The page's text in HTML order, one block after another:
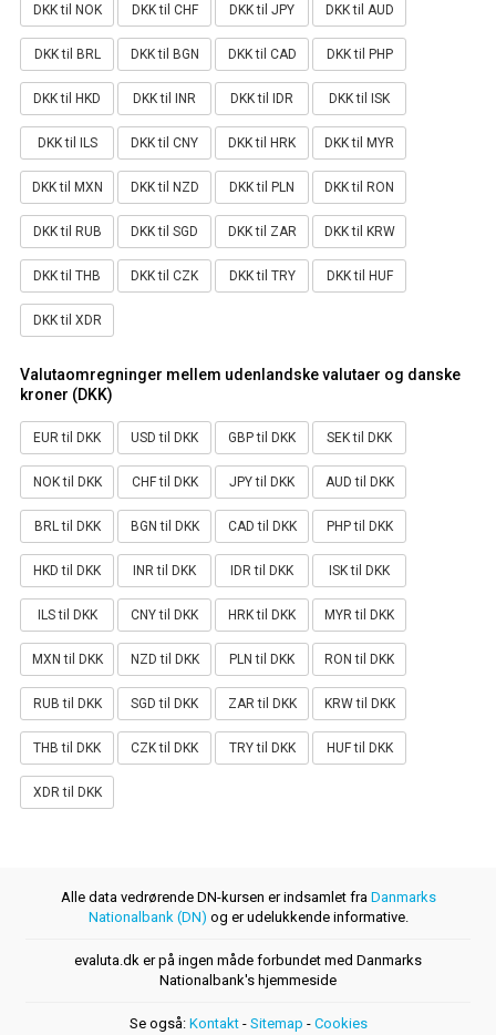
DKK til NOK DKK til CHF DKK til JPY DKK til AUD
DKK til BRL DKK til BGN DKK til CAD DKK til PHP
DKK til HKD DKK til INR DKK til IDR DKK til ISK
DKK til ILS DKK til CNY DKK til HRK DKK til MYR
DKK til MXN DKK til NZD DKK til PLN DKK til RON
DKK til RUB DKK til SGD DKK til ZAR DKK til KRW
DKK til THB DKK til CZK DKK til TRY DKK til HUF
DKK til XDR
Valutaomregninger mellem udenlandske valutaer og danske
kroner (DKK)
EUR til DKK USD til DKK GBP til DKK SEK til DKK
NOK til DKK CHF til DKK JPY til DKK AUD til DKK
BRL til DKK BGN til DKK CAD til DKK PHP til DKK
HKD til DKK INR til DKK IDR til DKK ISK til DKK
ILS til DKK CNY til DKK HRK til DKK MYR til DKK
MXN til DKK NZD til DKK PLN til DKK RON til DKK
RUB til DKK SGD til DKK ZAR til DKK KRW til DKK
THB til DKK CZK til DKK TRY til DKK HUF til DKK
XDR til DKK
Alle data vedrørende DN-kursen er indsamlet fra Danmarks
Nationalbank (DN) og er udelukkende informative.
evaluta.dk er på ingen måde forbundet med Danmarks
Nationalbank's hjemmeside
Se også: Kontakt- Sitemap - Cookies